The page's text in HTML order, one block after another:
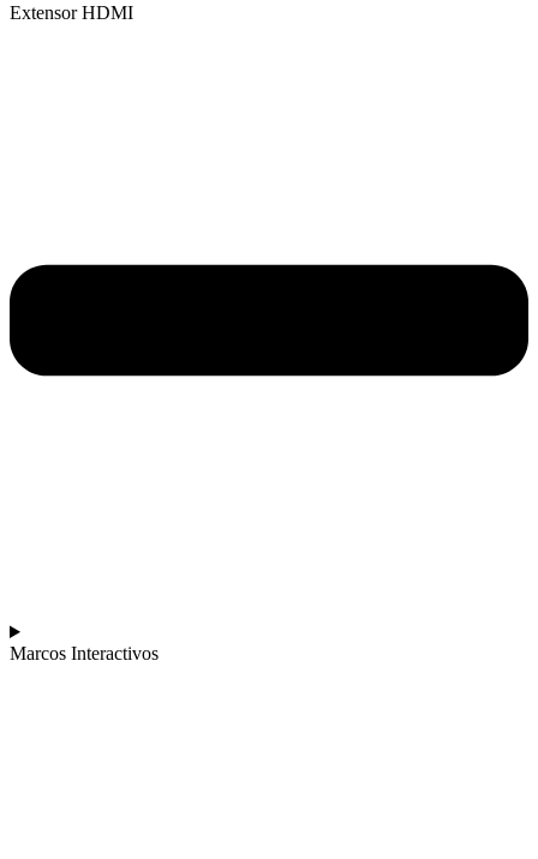
Extensor HDMI
Marcos Interactivos